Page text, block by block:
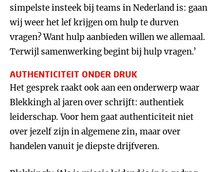
simpelste insteek bij teams in Nederland is: gaan
wij weer het lef krijgen om hulp te durven
vragen? Want hulp aanbieden willen we allemaal.
Terwijl samenwerking begint bij hulp vragen.’
AUTHENTICITEIT ONDER DRUK
Het gesprek raakt ook aan een onderwerp waar
Blekkingh al jaren over schrijft: authentiek
leiderschap. Voor hem gaat authenticiteit niet
over jezelf zijn in algemene zin, maar over
handelen vanuit je diepste drijfveren.